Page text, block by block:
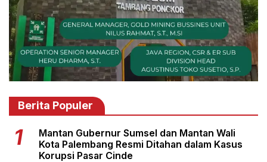
Berita Populer
Mantan Gubernur Sumsel dan Mantan Wali
Kota Palembang Resmi Ditahan dalam Kasus
Korupsi Pasar Cinde